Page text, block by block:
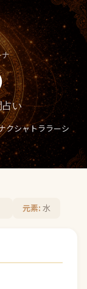
占い
クシャトララーシ
元素: 水